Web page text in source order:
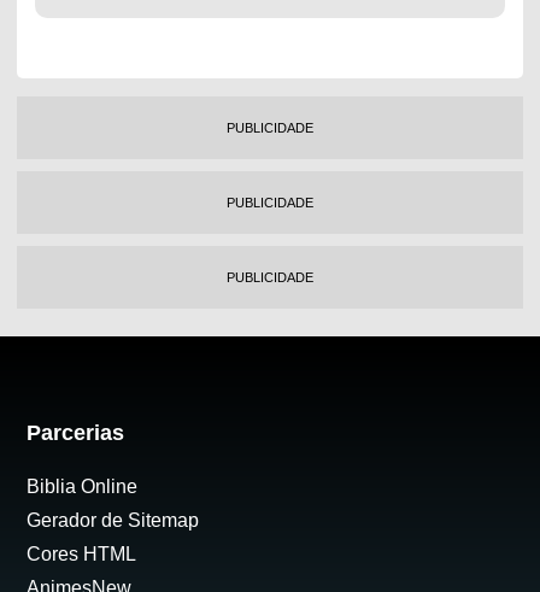
PUBLICIDADE
PUBLICIDADE
PUBLICIDADE
Parcerias
Biblia Online
Gerador de Sitemap
Cores HTML